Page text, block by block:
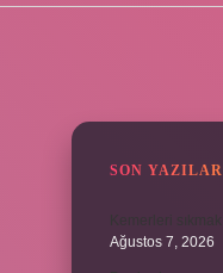
SON YAZILAR
Ağustos 7, 2026